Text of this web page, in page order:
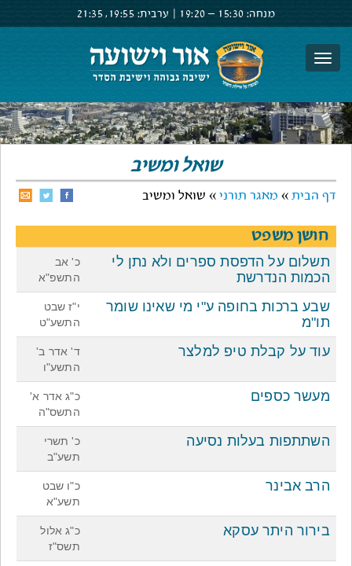
מנחה: 15:30 –
19:20 ערבית: 19:55,
21:35
שואל ומשיב
דף הבית » מאגר תורני » שואל ומשיב
חושן משפט
תשלום על הדפסת ספרים ולא נתן לי
הכמות הנדרשת
כ' אב
התשפ"א
שבע ברכות בחופה ע"י מי שאינו שומר
תו"מ
י"ז שבט
התשע"ט
עוד על קבלת טיפ למלצר
ד' אדר ב'
התשע"ו
מעשר כספים
כ"ג אדר א'
התשס"ה
השתתפות בעלות נסיעה
כ' תשרי
תשע"ב
הרב אבינר
כ"ו שבט
תשע"א
בירור היתר עסקא
כ"ג אלול
תשס"ז